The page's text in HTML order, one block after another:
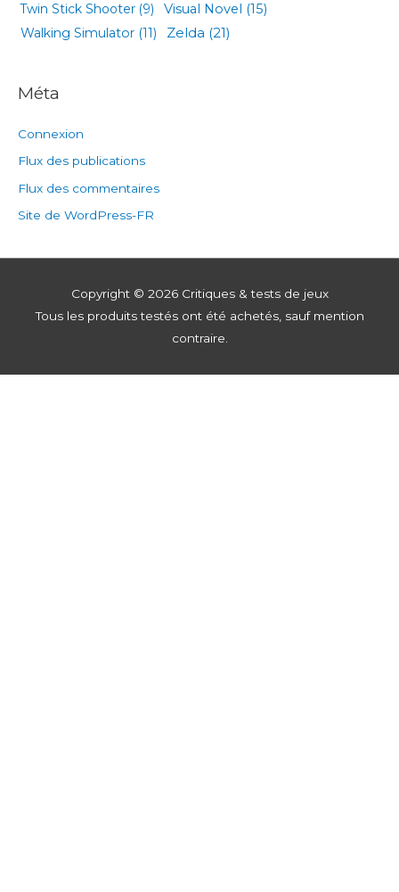
Twin Stick Shooter (9) Visual Novel (15)
Walking Simulator (11) Zelda (21)
Méta
Connexion
Flux des publications
Flux des commentaires
Site de WordPress-FR
Copyright © 2026 Critiques & tests de jeux
Tous les produits testés ont été achetés, sauf mention
contraire.